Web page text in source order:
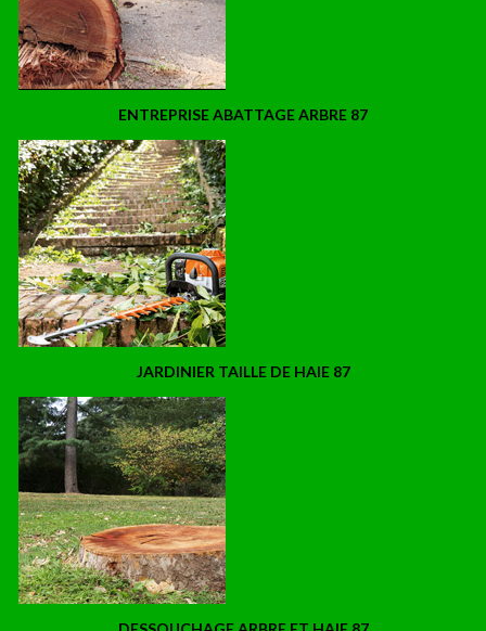
ENTREPRISE ABATTAGE ARBRE 87
JARDINIER TAILLE DE HAIE 87